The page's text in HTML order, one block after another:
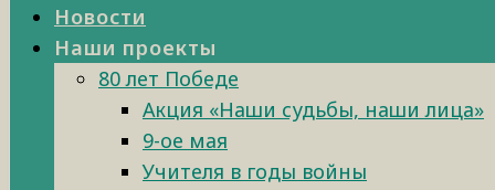
Новости
Наши проекты
80 лет Победе
Акция «Наши судьбы, наши лица»
9-ое мая
Учителя в годы войны